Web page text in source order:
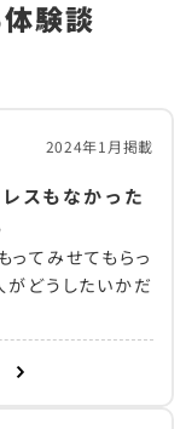
験談
2024年1月掲載
スもなかった
てみせてもらっ
がどうしたいかだ